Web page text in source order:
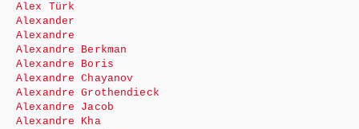
Alex Türk
Alexander
Alexandre
Alexandre Berkman
Alexandre Boris
Alexandre Chayanov
Alexandre Grothendieck
Alexandre Jacob
Alexandre Kha